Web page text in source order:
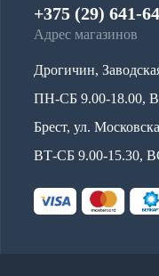
+375 (29) 641-
Адрес магазинов
Дрогичин,
ПН-СБ 9.00-18.00,
Брест, ул.
ВТ-СБ 9.00-15.30,